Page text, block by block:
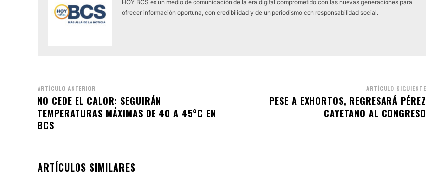
HOY BCS es un medio de comunicación de la era digital comprometido con las nuevas generaciones para
ofrecer información oportuna, con credibilidad y de un periodismo con responsabilidad social.
ARTÍCULO ANTERIOR
NO CEDE EL CALOR: SEGUIRÁN
TEMPERATURAS MÁXIMAS DE 40 A 45°C EN
BCS
ARTÍCULO SIGUIENTE
PESE A EXHORTOS, REGRESARÁ PÉREZ
CAYETANO AL CONGRESO
ARTÍCULOS SIMILARES